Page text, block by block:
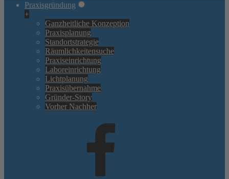
Praxisgründung
+
Ganzheitliche Konzeption
Praxisplanung
Standortstrategie
Räumlichkeitensuche
Praxiseinrichtung
Laboreinrichtung
Lichtplanung
Praxisübernahme
Gründer-Story
Vorher Nachher